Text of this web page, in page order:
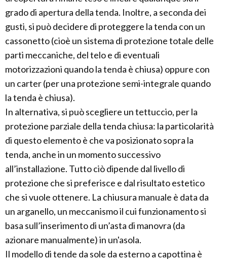
grado di apertura della tenda. Inoltre, a seconda dei
gusti, si può decidere di proteggere la tenda con un
cassonetto (cioè un sistema di protezione totale delle
parti meccaniche, del telo e di eventuali
motorizzazioni quando la tenda è chiusa) oppure con
un carter (per una protezione semi-integrale quando
la tenda è chiusa).
In alternativa, si può scegliere un tettuccio, per la
protezione parziale della tenda chiusa: la particolarità
di questo elemento è che va posizionato sopra la
tenda, anche in un momento successivo
all’installazione. Tutto ciò dipende dal livello di
protezione che si preferisce e dal risultato estetico
che si vuole ottenere. La chiusura manuale è data da
un arganello, un meccanismo il cui funzionamento si
basa sull’inserimento di un’asta di manovra (da
azionare manualmente) in un'asola.
Il modello di tende da sole da esterno a capottina è